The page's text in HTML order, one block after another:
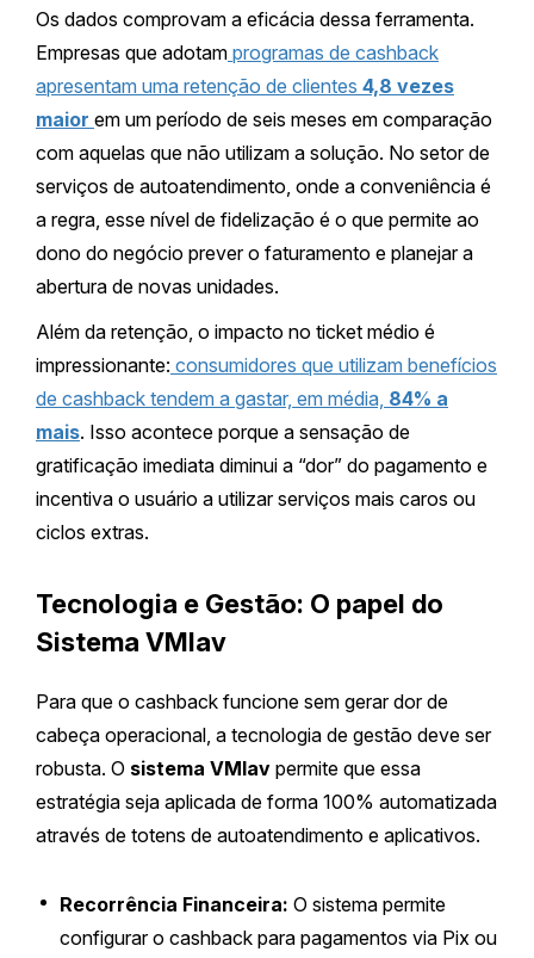
Os dados comprovam a eficácia dessa ferramenta.
Empresas que adotam programas de cashback
apresentam uma retenção de clientes 4,8 vezes
maior em um período de seis meses em comparação
com aquelas que não utilizam a solução. No setor de
serviços de autoatendimento, onde a conveniência é
a regra, esse nível de fidelização é o que permite ao
dono do negócio prever o faturamento e planejar a
abertura de novas unidades.
Além da retenção, o impacto no ticket médio é
impressionante: consumidores que utilizam benefícios
de cashback tendem a gastar, em média, 84% a
mais. Isso acontece porque a sensação de
gratificação imediata diminui a “dor” do pagamento e
incentiva o usuário a utilizar serviços mais caros ou
ciclos extras.
Tecnologia e Gestão: O papel do
Sistema VMlav
Para que o cashback funcione sem gerar dor de
cabeça operacional, a tecnologia de gestão deve ser
robusta. O sistema VMlav permite que essa
estratégia seja aplicada de forma 100% automatizada
através de totens de autoatendimento e aplicativos.
Recorrência Financeira: O sistema permite
configurar o cashback para pagamentos via Pix ou